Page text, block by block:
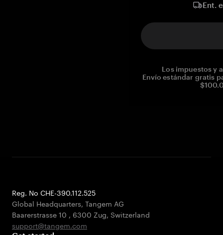
Ent.
Los impuestos y
Envío estándar gratis
Reg. No CHE-390.112.525
Global Headquarters, Tangem AG
Baarerstrasse 10 , 6300 Zug, Switzerland
support@tangem.com